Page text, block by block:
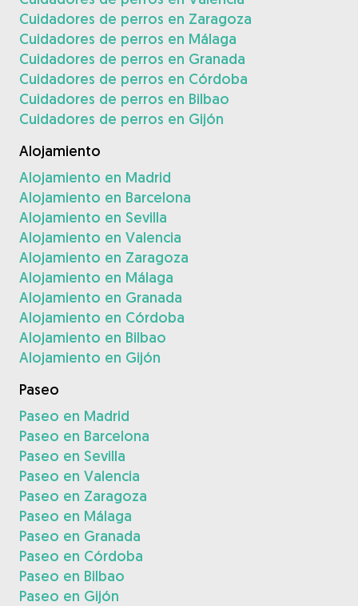
Cuidadores de perros en Zaragoza
Cuidadores de perros en Málaga
Cuidadores de perros en Granada
Cuidadores de perros en Córdoba
Cuidadores de perros en Bilbao
Cuidadores de perros en Gijón
Alojamiento
Alojamiento en Madrid
Alojamiento en Barcelona
Alojamiento en Sevilla
Alojamiento en Valencia
Alojamiento en Zaragoza
Alojamiento en Málaga
Alojamiento en Granada
Alojamiento en Córdoba
Alojamiento en Bilbao
Alojamiento en Gijón
Paseo
Paseo en Madrid
Paseo en Barcelona
Paseo en Sevilla
Paseo en Valencia
Paseo en Zaragoza
Paseo en Málaga
Paseo en Granada
Paseo en Córdoba
Paseo en Bilbao
Paseo en Gijón